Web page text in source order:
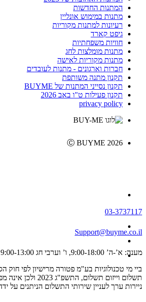
המתנות החדשות
מתנות במימוש אונליין
רעיונות למתנות מקוריות
גיפט קארד
חוויות משפחתיות
מתנות מומלצות לחג
מתנות מקוריות לאישה
חברות וארגונים - מתנות לעובדים
תקנון מתנה משותפת
תקנון נסייני המתנות של BUYME
תקנון פעילות ט"ו באב 2026
privacy policy
Ⓒ BUYME 2026
03-3737117
Support@buyme.co.il
מענה: א’-ה’ 9:00-18:00, ו’ וערבי חג 9:00-13:00
ביי מי טכנולוגיות בע"מ פטורה מרישיון לפי חוק
תשלום וייזום תשלום,
ניירות ערך לעניין שירותי התשלום הניתנים על